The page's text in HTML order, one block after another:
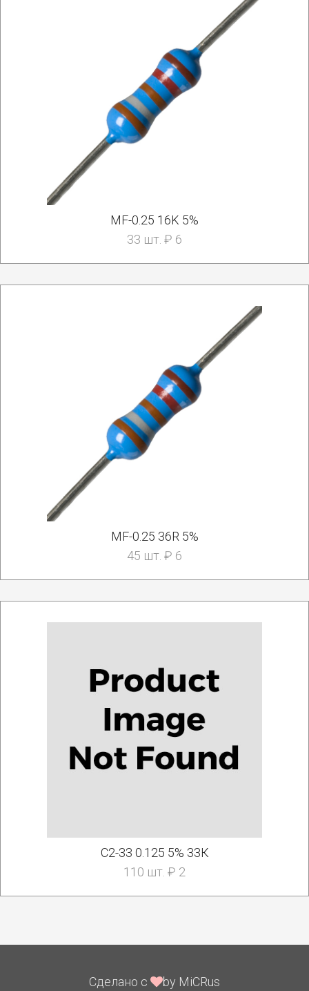
MF-0.25 16K 5%
33 шт. ₽ 6
MF-0.25 36R 5%
45 шт. ₽ 6
С2-33 0.125 5% 33К
110 шт. ₽ 2
Сделано с by MiCRus